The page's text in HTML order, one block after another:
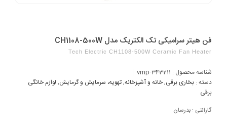
فن هیتر سرامیکی تک الکتریک مدل CH1108-500W
Tech Electric CH1108-500W Ceramic Fan Heater
شناسه محصول : vmp-343211
دسته : بخاری برقی,خانه و آشپزخانه,تهویه، سرمایش و گرمایش, لوازم خانگی
برقی
گارانتی : بدرسان